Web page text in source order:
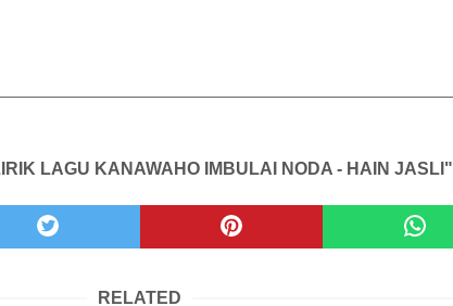
LAGU KANAWAHO IMBULAI NODA - HAIN JASLI"
RELATED